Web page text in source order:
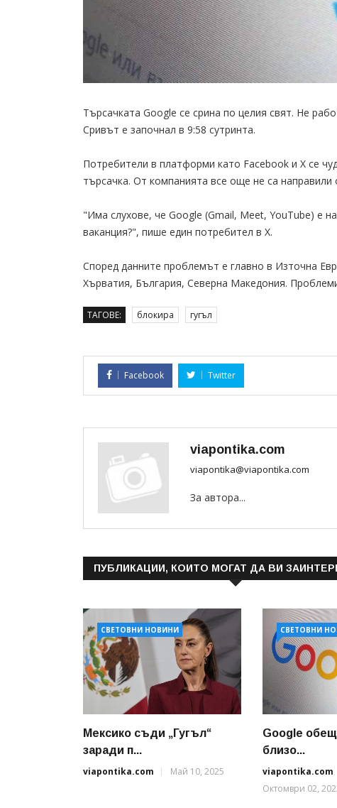
Търсачката Google се срина по целия свят. Не
Сривът е започнал в 9:58 сутринта.
Потребители в платформи като Facebook и X се
търсачка. От компанията все още не са направили
"Има слухове, че Google (Gmail, Meet, YouTube) е
ваканция?", пише един потребител в X.
Според данните проблемът е главно в Източна
Хърватия, България, Северна Македония.
ТАГОВЕ: блокира гугъл
Facebook Twitter
viapontika.com
viapontika@viapontika.com
За автора...
ПУБЛИКАЦИИ, КОИТО МОГАТ ДА ВИ
СВЕТОВНИ НОВИНИ
Мексико съди „Гугъл“
заради п...
viapontika.com
Май 10, 2025
СВЕТОВНИ
Google
близo...
viapontika.com
Октомври 02,